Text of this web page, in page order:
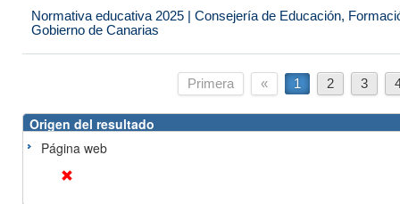
Normativa educativa 2025 | Consejería de Educación,
Gobierno de Canarias
Primera « 1 2 3
Origen del resultado
Página web